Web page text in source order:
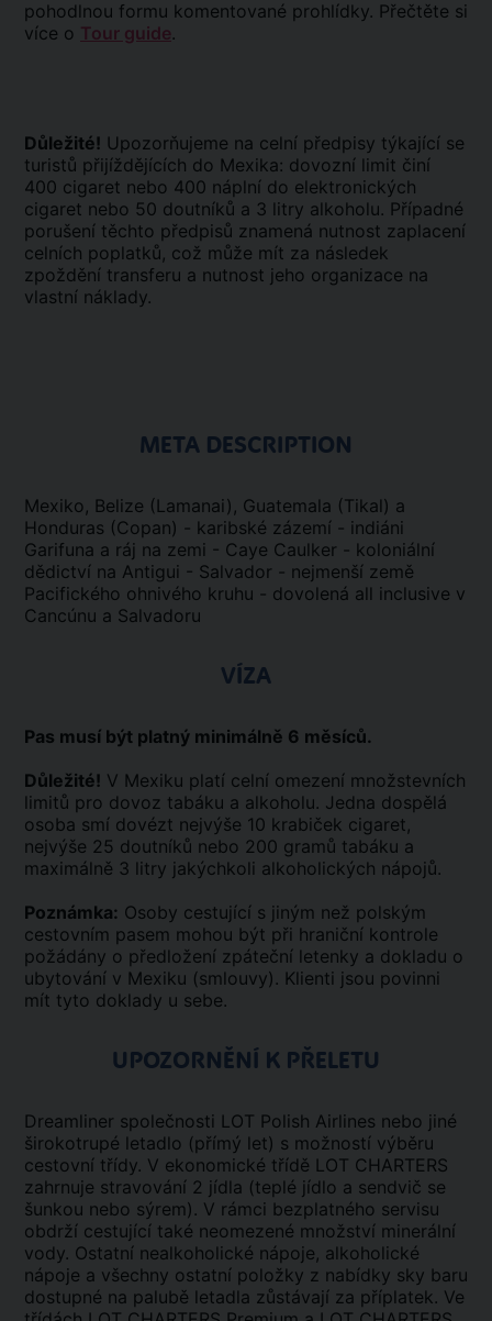
pohodlnou formu komentované prohlídky. Přečtěte si
více o Tour guide.
Důležité! Upozorňujeme na celní předpisy týkající se
turistů přijíždějících do Mexika: dovozní limit činí
400 cigaret nebo 400 náplní do elektronických
cigaret nebo 50 doutníků a 3 litry alkoholu. Případné
porušení těchto předpisů znamená nutnost zaplacení
celních poplatků, což může mít za následek
zpoždění transferu a nutnost jeho organizace na
vlastní náklady.
META DESCRIPTION
Mexiko, Belize (Lamanai), Guatemala (Tikal) a
Honduras (Copan) - karibské zázemí - indiáni
Garifuna a ráj na zemi - Caye Caulker - koloniální
dědictví na Antigui - Salvador - nejmenší země
Pacifického ohnivého kruhu - dovolená all inclusive v
Cancúnu a Salvadoru
VÍZA
Pas musí být platný minimálně 6 měsíců.
Důležité! V Mexiku platí celní omezení množstevních
limitů pro dovoz tabáku a alkoholu. Jedna dospělá
osoba smí dovézt nejvýše 10 krabiček cigaret,
nejvýše 25 doutníků nebo 200 gramů tabáku a
maximálně 3 litry jakýchkoli alkoholických nápojů.
Poznámka: Osoby cestující s jiným než polským
cestovním pasem mohou být při hraniční kontrole
požádány o předložení zpáteční letenky a dokladu o
ubytování v Mexiku (smlouvy). Klienti jsou povinni
mít tyto doklady u sebe.
UPOZORNĚNÍ K PŘELETU
Dreamliner společnosti LOT Polish Airlines nebo jiné
širokotrupé letadlo (přímý let) s možností výběru
cestovní třídy. V ekonomické třídě LOT CHARTERS
zahrnuje stravování 2 jídla (teplé jídlo a sendvič se
šunkou nebo sýrem). V rámci bezplatného servisu
obdrží cestující také neomezené množství minerální
vody. Ostatní nealkoholické nápoje, alkoholické
nápoje a všechny ostatní položky z nabídky sky baru
dostupné na palubě letadla zůstávají za příplatek. Ve